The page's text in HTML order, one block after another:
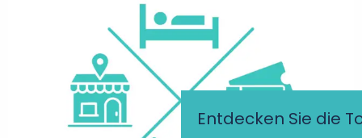
Entdecken Sie die